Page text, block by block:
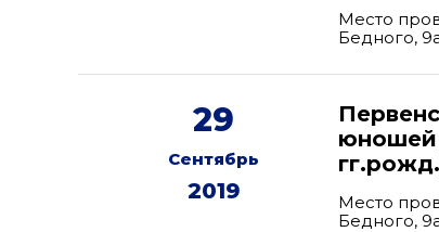
Место
Бедного,
29
Сентябрь
2019
юношей
Место
Бедного,